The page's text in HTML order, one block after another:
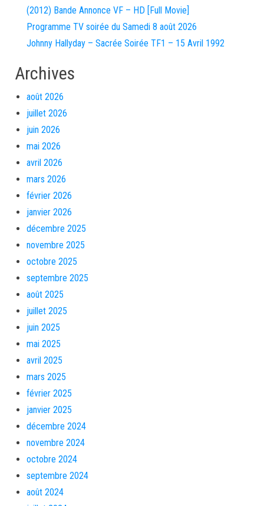
(2012) Bande Annonce VF – HD [Full Movie]
Programme TV soirée du Samedi 8 août 2026
Johnny Hallyday – Sacrée Soirée TF1 – 15 Avril 1992
Archives
août 2026
juillet 2026
juin 2026
mai 2026
avril 2026
mars 2026
février 2026
janvier 2026
décembre 2025
novembre 2025
octobre 2025
septembre 2025
août 2025
juillet 2025
juin 2025
mai 2025
avril 2025
mars 2025
février 2025
janvier 2025
décembre 2024
novembre 2024
octobre 2024
septembre 2024
août 2024